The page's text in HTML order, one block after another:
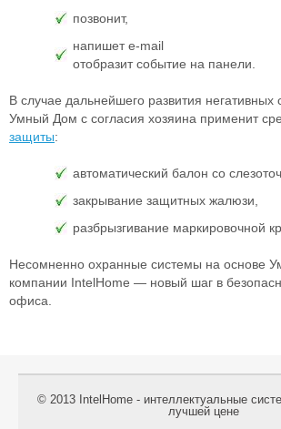
позвонит,
напишет e-mail
отобразит событие на панели.
В случае дальнейшего развития негативных
Умный Дом с согласия хозяина применит
защиты:
автоматический балон со
закрывание защитных жалюзи,
разбрызгивание маркировочной
Несомненно охранные системы на основе
компании IntelHome — новый шаг в
офиса.
© 2013 IntelHome - интеллектуальные
лучшей цене